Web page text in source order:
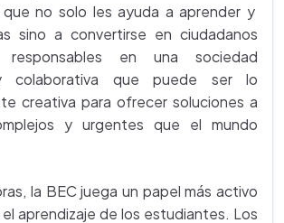
no solo les ayuda a aprender y
sino a convertirse en ciudadanos
en una sociedad
colaborativa que puede ser lo
creativa para ofrecer soluciones a
y urgentes que el mundo
la BEC juega un papel más activo
aprendizaje de los estudiantes. Los